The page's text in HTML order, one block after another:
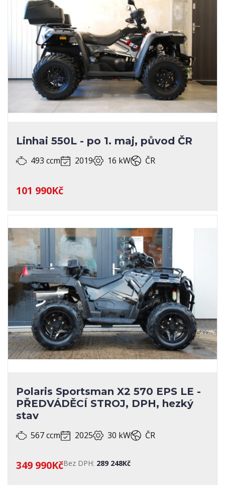
Linhai 550L - po 1. maj, původ ČR
493 ccm 2019 16 kW ČR
101 990Kč
Polaris Sportsman X2 570 EPS LE -
PŘEDVÁDĚCÍ STROJ, DPH, hezký
stav
567 ccm 2025 30 kW ČR
349 990KčBez DPH: 289 248Kč